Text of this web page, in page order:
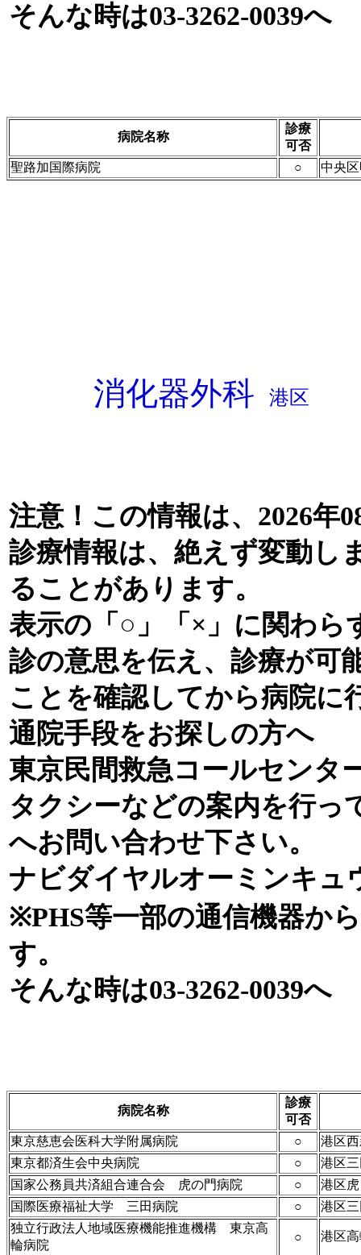
そんな時は03-3262-0039へ
病院名称
診療
可否
聖路加国際病院
○ 中央
消化器外科 港区
注意！この情報は、2026年
診療情報は、絶えず変動し
ることがあります。
表示の「○」「×」に関わら
診の意思を伝え、診療が可
ことを確認してから病院に
通院手段をお探しの方へ
東京民間救急コールセンタ
タクシーなどの案内を行っ
へお問い合わせ下さい。
ナビダイヤルオーミンキュ
※PHS等一部の通信機器か
す。
そんな時は03-3262-0039へ
病院名称
診療
可否
東京慈恵会医科大学附属病院
○
港区
東京都済生会中央病院
○
港区
国家公務員共済組合連合会 虎の門病院
○
港区
国際医療福祉大学 三田病院
○
港区
独立行政法人地域医療機能推進機構 東京高
輪病院
○ 港区